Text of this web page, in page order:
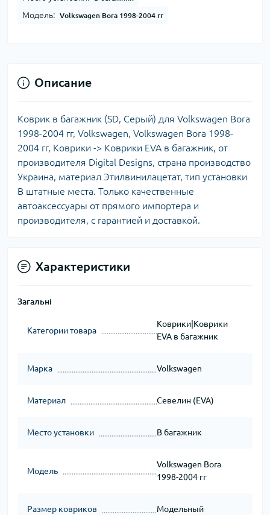
Модель: Volkswagen Bora 1998-2004 гг
Описание
Коврик в багажник (SD, Серый) для Volkswagen Bora
1998-2004 гг, Volkswagen, Volkswagen Bora 1998-
2004 гг, Коврики -> Коврики EVA в багажник, от
производителя Digital Designs, страна производство
Украина, материал Этилвинилацетат, тип установки
В штатные места. Только качественные
автоаксессуары от прямого импортера и
производителя, с гарантией и доставкой.
Характеристики
Загальні
Категории товара
Коврики|Коврики
EVA в багажник
Марка Volkswagen
Материал Севелин (EVA)
Место установки В багажник
Модель
Volkswagen Bora
1998-2004 гг
Размер ковриков Модельный